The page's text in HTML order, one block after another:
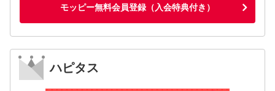
モッピー無料会員登録（入会特典付き）
ハピタス